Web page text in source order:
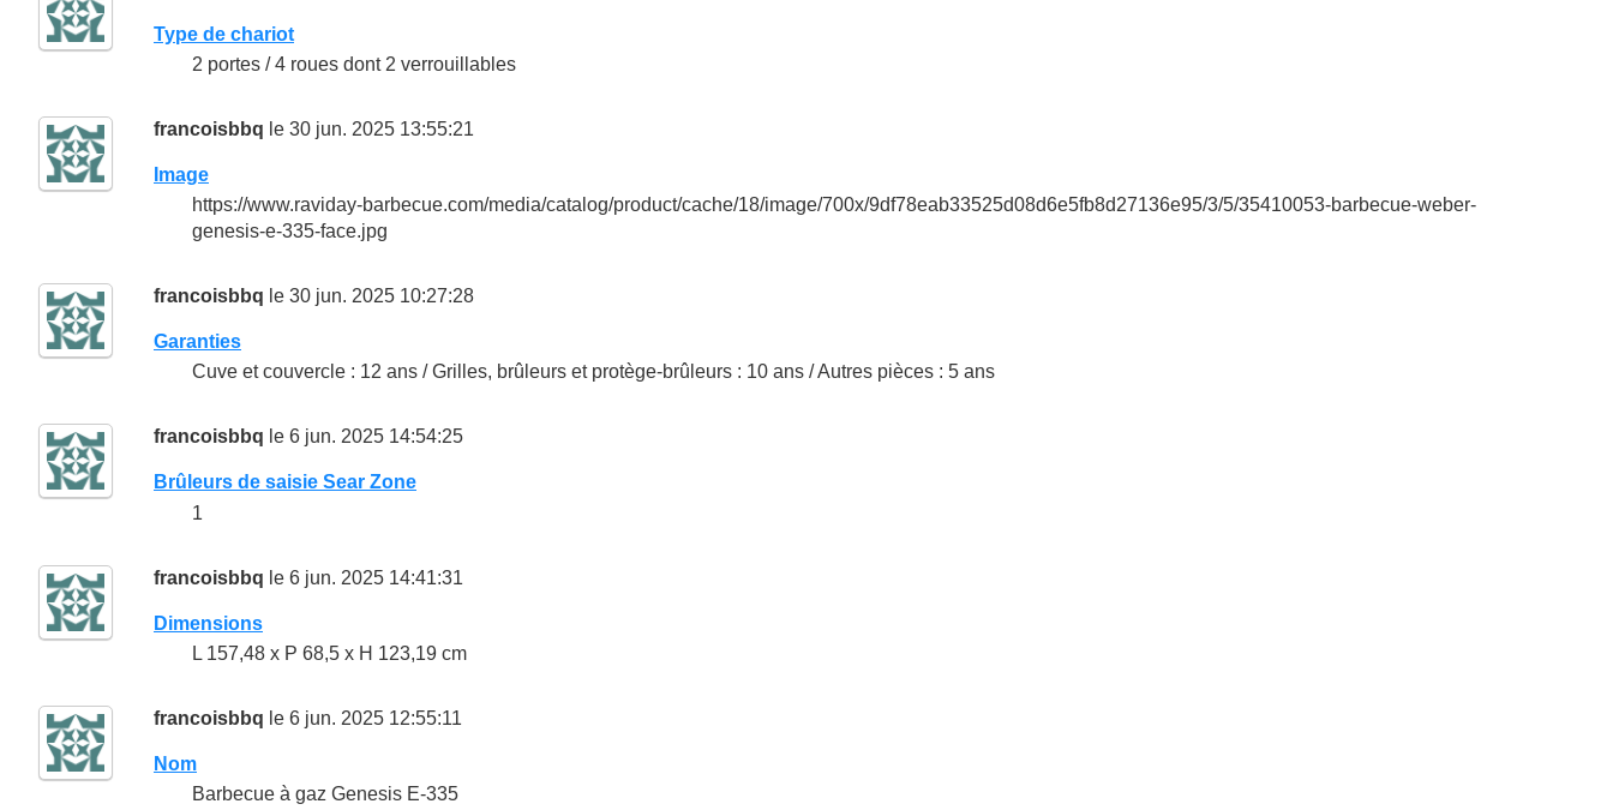
Type de chariot
2 portes / 4 roues dont 2 verrouillables
francoisbbq le 30 jun. 2025 13:55:21
Image
https://www.raviday-barbecue.com/media/catalog/product/cache/18/image/700x/9df78eab33525d08d6e5fb8d27136e95/3/5/35410053-barbecue-weber-
genesis-e-335-face.jpg
francoisbbq le 30 jun. 2025 10:27:28
Garanties
Cuve et couvercle : 12 ans / Grilles, brûleurs et protège-brûleurs : 10 ans / Autres pièces : 5 ans
francoisbbq le 6 jun. 2025 14:54:25
Brûleurs de saisie Sear Zone
1
francoisbbq le 6 jun. 2025 14:41:31
Dimensions
L 157,48 x P 68,5 x H 123,19 cm
francoisbbq le 6 jun. 2025 12:55:11
Nom
Barbecue à gaz Genesis E-335